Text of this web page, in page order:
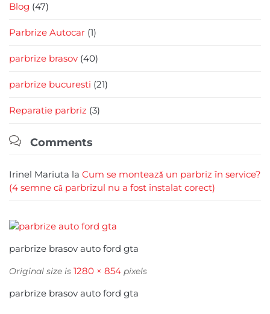
Blog (47)
Parbrize Autocar (1)
parbrize brasov (40)
parbrize bucuresti (21)
Reparatie parbriz (3)
 Comments
Irinel Mariuta la Cum se montează un parbriz în service?
(4 semne că parbrizul nu a fost instalat corect)
parbrize brasov auto ford gta
Original size is 1280 × 854 pixels
parbrize brasov auto ford gta